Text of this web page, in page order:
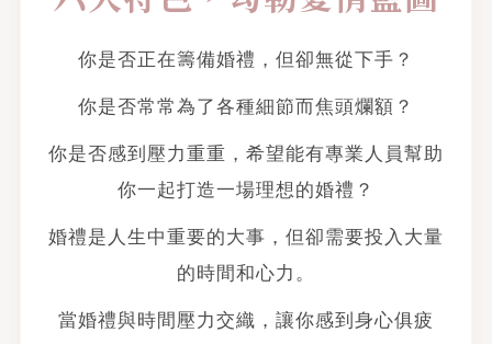
你是否正在籌備婚禮，但卻無從下手？
你是否常常為了各種細節而焦頭爛額？
你是否感到壓力重重，希望能有專業人員幫助
你一起打造一場理想的婚禮？
婚禮是人生中重要的大事，但卻需要投入大量
的時間和心力。
當婚禮與時間壓力交織，讓你感到身心俱疲